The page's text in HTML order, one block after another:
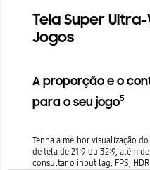
Tela Super
Jogos
A proporção e o
para o seu jogo5
Tenha a melhor visualização
de tela de 21:9 ou 32:9, além
consultar o input lag, FPS,